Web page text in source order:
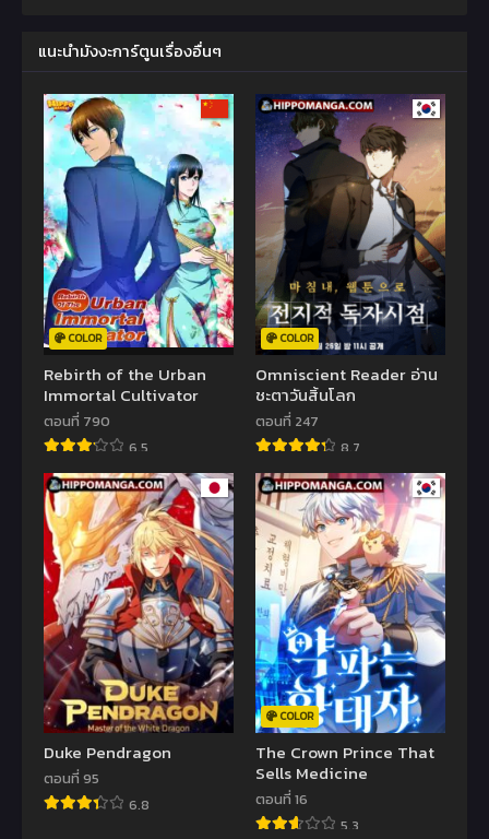
แนะนำมังงะการ์ตูนเรื่องอื่นๆ
COLOR
Rebirth of the Urban
Immortal Cultivator
ตอนที่ 790
6.5
COLOR
Omniscient Reader อ่าน
ชะตาวันสิ้นโลก
ตอนที่ 247
8.7
Duke Pendragon
ตอนที่ 95
6.8
COLOR
The Crown Prince That
Sells Medicine
ตอนที่ 16
5.3